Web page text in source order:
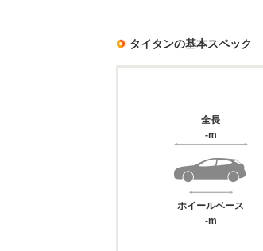
タイタンの基本スペック
全長
-m
ホイールベース
-m